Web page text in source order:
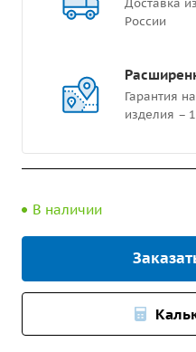
Доставка
России
Гарантия
изделия –
В наличии